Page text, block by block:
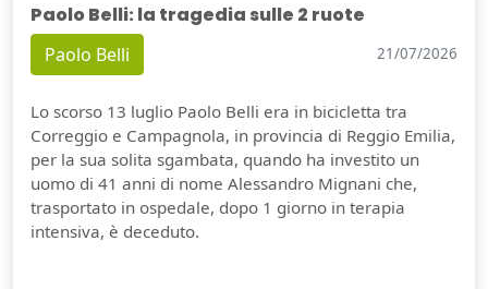
Paolo Belli: la tragedia sulle 2 ruote
Paolo Belli 21/07/2026
Lo scorso 13 luglio Paolo Belli era in bicicletta tra
Correggio e Campagnola, in provincia di Reggio Emilia,
per la sua solita sgambata, quando ha investito un
uomo di 41 anni di nome Alessandro Mignani che,
trasportato in ospedale, dopo 1 giorno in terapia
intensiva, è deceduto.